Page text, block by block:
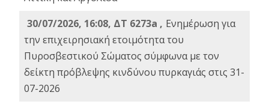
30/07/2026, 16:08, ΔΤ 6273a , Ενημέρωση για
την επιχειρησιακή ετοιμότητα του
Πυροσβεστικού Σώματος σύμφωνα με τον
δείκτη πρόβλεψης κινδύνου πυρκαγιάς στις 31-
07-2026